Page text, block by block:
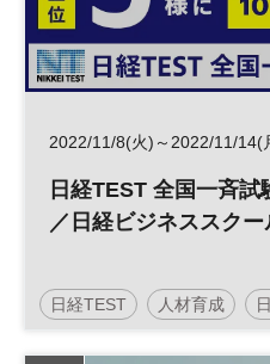
2022/11/8(火)～2022/11/14(
日経TEST 全国一斉試
／日経ビジネススクー
日経TEST 人材育成